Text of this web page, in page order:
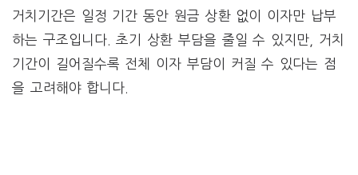
거치기간은 일정 기간 동안 원금 상환 없이 이자만 납부
하는 구조입니다. 초기 상환 부담을 줄일 수 있지만, 거치
기간이 길어질수록 전체 이자 부담이 커질 수 있다는 점
을 고려해야 합니다.